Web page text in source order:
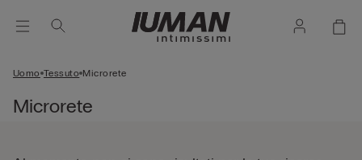
Uomo Tessuto Microrete
Microrete